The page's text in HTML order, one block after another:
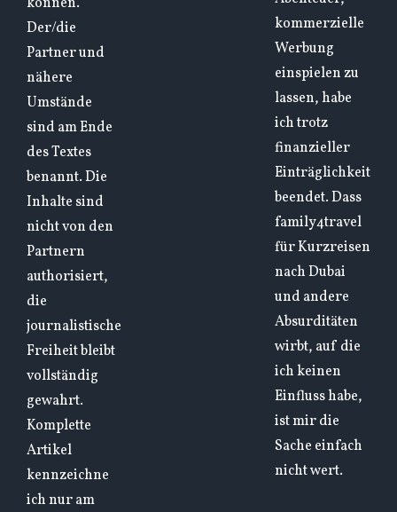
Der/die
Partner und
nähere
Umstände
sind am Ende
des Textes
benannt. Die
Inhalte sind
nicht von den
Partnern
authorisiert,
die
journalistische
Freiheit bleibt
vollständig
gewahrt.
Komplette
Artikel
kennzeichne
ich nur am
kommerzielle
Werbung
einspielen zu
lassen, habe
ich trotz
finanzieller
Einträglichkeit
beendet. Dass
family4travel
für Kurzreisen
nach Dubai
und andere
Absurditäten
wirbt, auf die
ich keinen
Einfluss habe,
ist mir die
Sache einfach
nicht wert.